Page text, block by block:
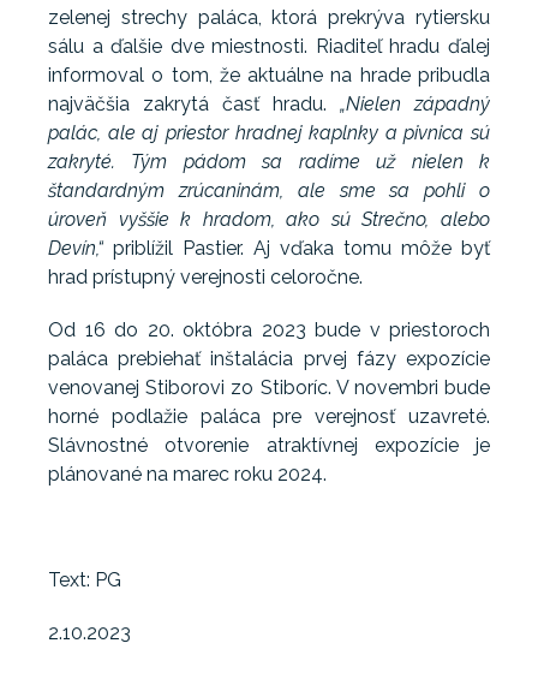
zelenej strechy paláca, ktorá prekrýva rytiersku
sálu a ďalšie dve miestnosti. Riaditeľ hradu ďalej
informoval o tom, že aktuálne na hrade pribudla
najväčšia zakrytá časť hradu. „Nielen západný
palác, ale aj priestor hradnej kaplnky a pivnica sú
zakryté. Tým pádom sa radíme už nielen k
štandardným zrúcaninám, ale sme sa pohli o
úroveň vyššie k hradom, ako sú Strečno, alebo
Devín,“ priblížil Pastier. Aj vďaka tomu môže byť
hrad prístupný verejnosti celoročne.
Od 16 do 20. októbra 2023 bude v priestoroch
paláca prebiehať inštalácia prvej fázy expozície
venovanej Stiborovi zo Stiboríc. V novembri bude
horné podlažie paláca pre verejnosť uzavreté.
Slávnostné otvorenie atraktívnej expozície je
plánované na marec roku 2024.
Text: PG
2.10.2023